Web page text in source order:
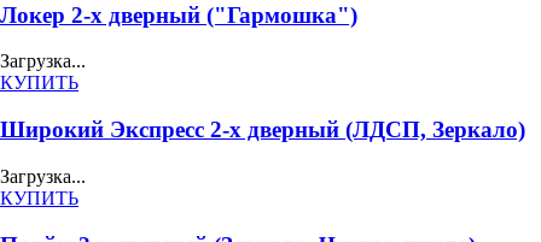
Локер 2-х дверный ("Гармошка")
Загрузка...
КУПИТЬ
Широкий Экспресс 2-х дверный (ЛДСП, Зеркало)
Загрузка...
КУПИТЬ